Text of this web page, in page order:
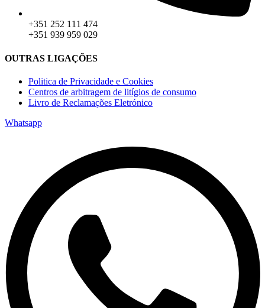
+351 252 111 474
+351 939 959 029
OUTRAS LIGAÇÕES
Politica de Privacidade e Cookies
Centros de arbitragem de litígios de consumo
Livro de Reclamações Eletrónico
Whatsapp